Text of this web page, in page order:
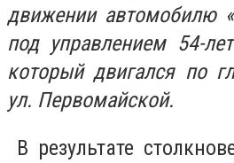
движении автомобилю
под управлением 54-
который двигался по
ул. Первомайской.
В результате